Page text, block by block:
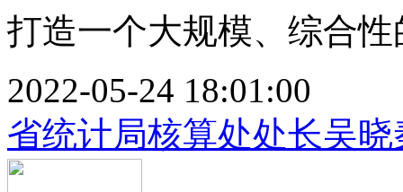
打造一个大规模、综合
2022-05-24 18:01:00
省统计局核算处处长吴